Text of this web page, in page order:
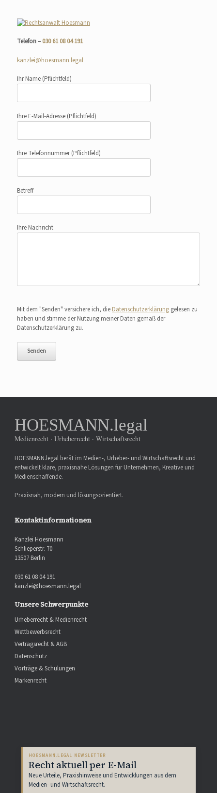
Telefon –030 61 08 04 191
kanzlei@hoesmann.legal
Ihr Name (Pflichtfeld)
Ihre E-Mail-Adresse (Pflichtfeld)
Ihre Telefonnummer(Pflichtfeld)
Betreff
Ihre Nachricht
Mit dem "Senden" versichere ich, die Datenschutzerklärung gelesen zu
haben und stimme der Nutzung meiner Daten gemäß der
Datenschutzerklärung zu.
HOESMANN.legal
Medienrecht · Urheberrecht · Wirtschaftsrecht
HOESMANN.legal berät im Medien-, Urheber- und Wirtschaftsrecht und
entwickelt klare, praxisnahe Lösungen für Unternehmen, Kreative und
Medienschaffende.
Praxisnah, modern und lösungsorientiert.
Kontaktinformationen
Kanzlei Hoesmann
Schlieperstr. 70
13507 Berlin
030 61 08 04 191
kanzlei@hoesmann.legal
Unsere Schwerpunkte
Urheberrecht & Medienrecht
Wettbewerbsrecht
Vertragsrecht & AGB
Datenschutz
Vorträge & Schulungen
Markenrecht
HOESMANN.LEGAL NEWSLETTER
Recht aktuell per E-Mail
Neue Urteile, Praxishinweise und Entwicklungen aus dem
Medien- und Wirtschaftsrecht.